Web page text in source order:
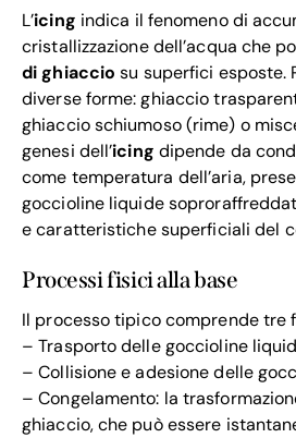
L’icing indica il fenomeno di
cristallizzazione dell’acqua che
di ghiaccio su superfici esposte.
diverse forme: ghiaccio
ghiaccio schiumoso (rime) o
genesi dell’icing dipende da
come temperatura dell’aria,
goccioline liquide
e caratteristiche superficiali del
Processi fisici alla base
Il processo tipico comprende tre
– Trasporto delle goccioline
– Collisione e adesione delle
– Congelamento: la
ghiaccio, che può essere